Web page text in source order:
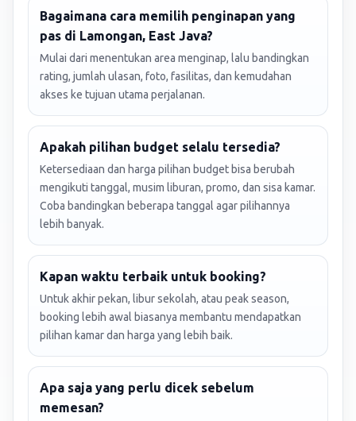
Bagaimana cara memilih penginapan yang
pas di Lamongan, East Java?
Mulai dari menentukan area menginap, lalu bandingkan
rating, jumlah ulasan, foto, fasilitas, dan kemudahan
akses ke tujuan utama perjalanan.
Apakah pilihan budget selalu tersedia?
Ketersediaan dan harga pilihan budget bisa berubah
mengikuti tanggal, musim liburan, promo, dan sisa kamar.
Coba bandingkan beberapa tanggal agar pilihannya
lebih banyak.
Kapan waktu terbaik untuk booking?
Untuk akhir pekan, libur sekolah, atau peak season,
booking lebih awal biasanya membantu mendapatkan
pilihan kamar dan harga yang lebih baik.
Apa saja yang perlu dicek sebelum
memesan?